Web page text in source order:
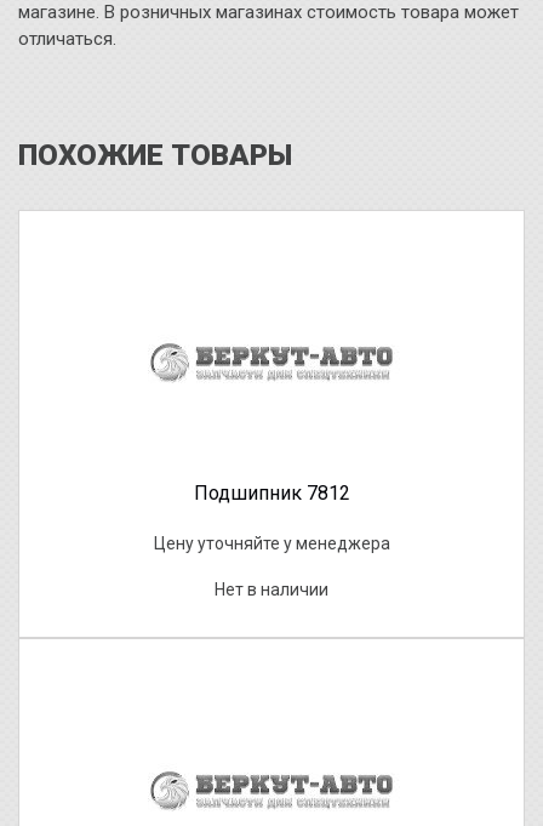
магазине. В розничных магазинах стоимость товара может
отличаться.
ПОХОЖИЕ ТОВАРЫ
Подшипник 7812
Цену уточняйте у менеджера
Нет в наличии